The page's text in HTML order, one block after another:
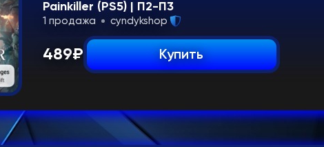
Painkiller (PS5) | П2-П3
1 продажа cyndykshop
489₽ Купить